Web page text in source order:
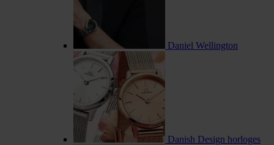
Daniel Wellington
Danish Design horloges